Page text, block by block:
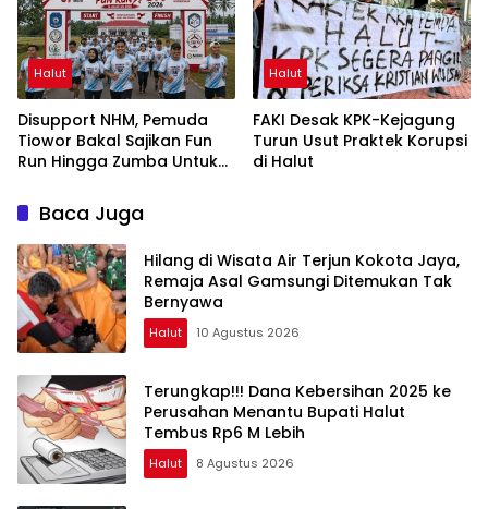
Halut
Disupport NHM, Pemuda
Tiowor Bakal Sajikan Fun
Run Hingga Zumba Untuk
Halut
FAKI Desak KPK-Kejagung
Turun Usut Praktek Korupsi
di Halut
Baca Juga
Hilang di Wisata Air Terjun Kokota Jaya,
Remaja Asal Gamsungi Ditemukan Tak
Bernyawa
Halut 10 Agustus 2026
Terungkap!!! Dana Kebersihan 2025 ke
Perusahan Menantu Bupati Halut
Tembus Rp6 M Lebih
Halut 8 Agustus 2026